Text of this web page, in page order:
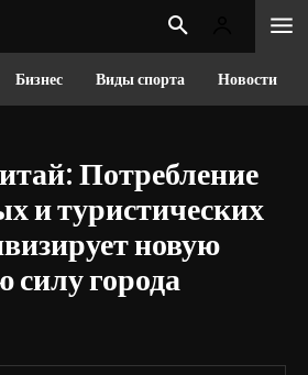
Бизнес Виды спорта Новости
Потребление
и туристических
новую
силу города